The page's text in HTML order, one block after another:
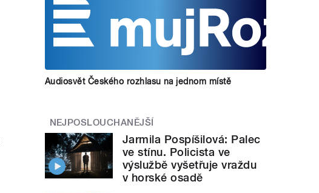
Audiosvět Českého rozhlasu na jednom místě
NEJPOSLOUCHANĚJŠÍ
Jarmila Pospíšilová: Palec
ve stínu. Policista ve
výslužbě vyšetřuje vraždu
v horské osadě